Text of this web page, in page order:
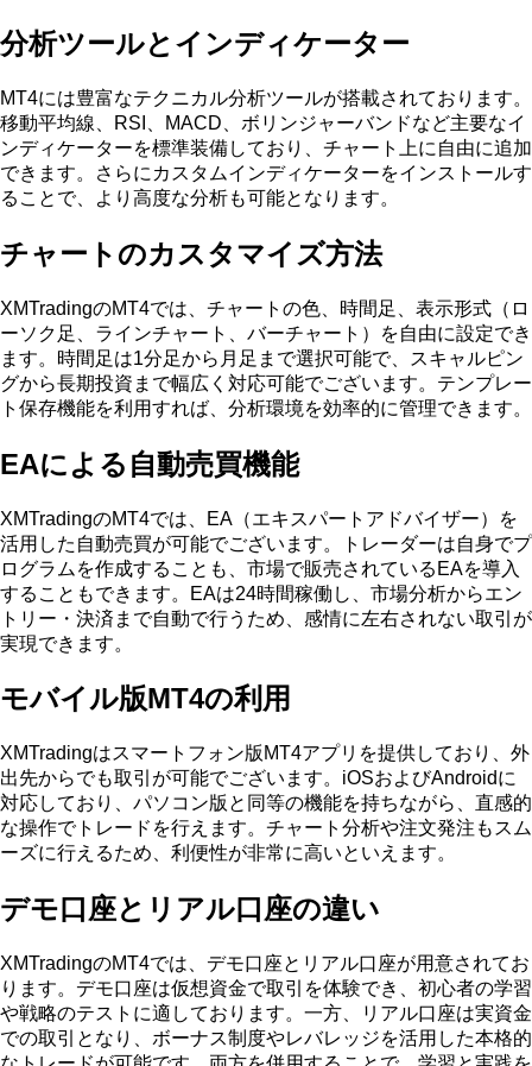
分析ツールとインディケーター
MT4には豊富なテクニカル分析ツールが搭載されております。
移動平均線、RSI、MACD、ボリンジャーバンドなど主要なイ
ンディケーターを標準装備しており、チャート上に自由に追加
できます。さらにカスタムインディケーターをインストールす
ることで、より高度な分析も可能となります。
チャートのカスタマイズ方法
XMTradingのMT4では、チャートの色、時間足、表示形式（ロ
ーソク足、ラインチャート、バーチャート）を自由に設定でき
ます。時間足は1分足から月足まで選択可能で、スキャルピン
グから長期投資まで幅広く対応可能でございます。テンプレー
ト保存機能を利用すれば、分析環境を効率的に管理できます。
EAによる自動売買機能
XMTradingのMT4では、EA（エキスパートアドバイザー）を
活用した自動売買が可能でございます。トレーダーは自身でプ
ログラムを作成することも、市場で販売されているEAを導入
することもできます。EAは24時間稼働し、市場分析からエン
トリー・決済まで自動で行うため、感情に左右されない取引が
実現できます。
モバイル版MT4の利用
XMTradingはスマートフォン版MT4アプリを提供しており、外
出先からでも取引が可能でございます。iOSおよびAndroidに
対応しており、パソコン版と同等の機能を持ちながら、直感的
な操作でトレードを行えます。チャート分析や注文発注もスム
ーズに行えるため、利便性が非常に高いといえます。
デモ口座とリアル口座の違い
XMTradingのMT4では、デモ口座とリアル口座が用意されてお
ります。デモ口座は仮想資金で取引を体験でき、初心者の学習
や戦略のテストに適しております。一方、リアル口座は実資金
での取引となり、ボーナス制度やレバレッジを活用した本格的